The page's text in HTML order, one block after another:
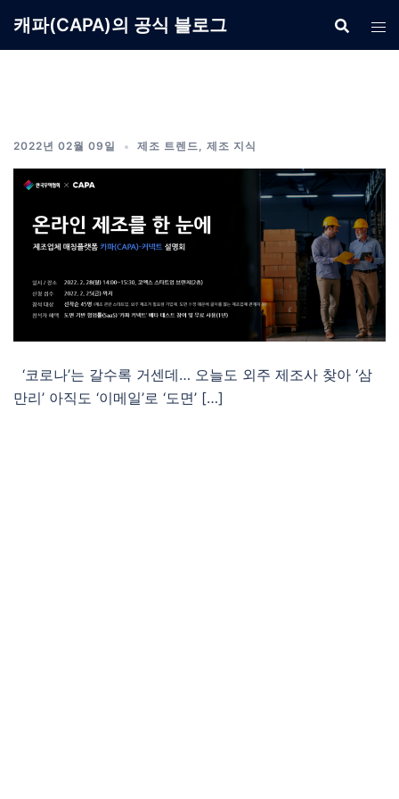
캐파(CAPA)의 공식 블로그
2022년 02월 09일 제조 트렌드, 제조 지식
‘코로나’는 갈수록 거센데… 오늘도 외주 제조사 찾아 ‘삼
만리’ 아직도 ‘이메일’로 ‘도면’ […]